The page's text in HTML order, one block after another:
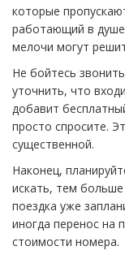
которые
работающий в
мелочи могут
Не бойтесь
уточнить, что
добавит
просто спросите.
существенной.
Наконец,
искать, тем
поездка уже
иногда перенос на
стоимости номера.